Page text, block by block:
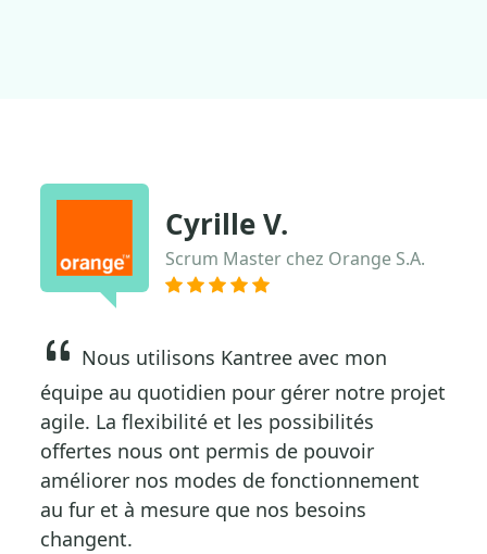
Cyrille V.
Scrum Master chez Orange S.A.
Nous utilisons Kantree avec mon
équipe au quotidien pour gérer notre projet
agile. La flexibilité et les possibilités
offertes nous ont permis de pouvoir
améliorer nos modes de fonctionnement
au fur et à mesure que nos besoins
changent.